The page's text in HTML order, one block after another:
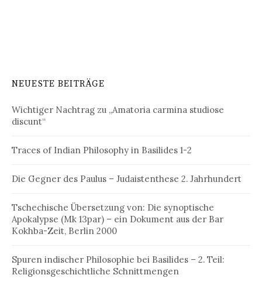
NEUESTE BEITRÄGE
Wichtiger Nachtrag zu „Amatoria carmina studiose
discunt“
Traces of Indian Philosophy in Basilides 1-2
Die Gegner des Paulus – Judaistenthese 2. Jahrhundert
Tschechische Übersetzung von: Die synoptische
Apokalypse (Mk 13par) – ein Dokument aus der Bar
Kokhba-Zeit, Berlin 2000
Spuren indischer Philosophie bei Basilides – 2. Teil:
Religionsgeschichtliche Schnittmengen